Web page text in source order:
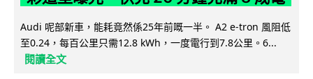
Audi 呢部新車，能耗竟然係25年前嘅一半。 A2 e-tron 風阻低
至0.24，每百公里只需12.8 kWh，一度電行到7.8公里。6...
閱讀全文